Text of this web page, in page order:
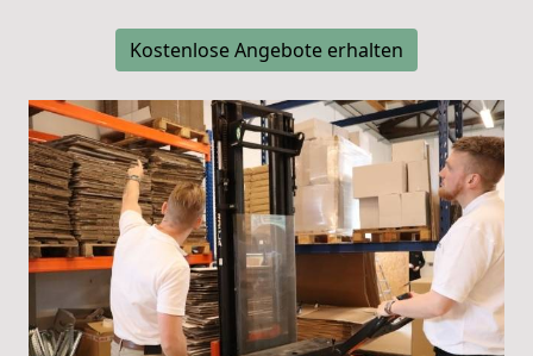
Kostenlose Angebote erhalten